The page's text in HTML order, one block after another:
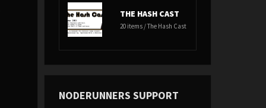
THE HASH CAST
20 items / The Hash Cast
NODERUNNERS SUPPORT